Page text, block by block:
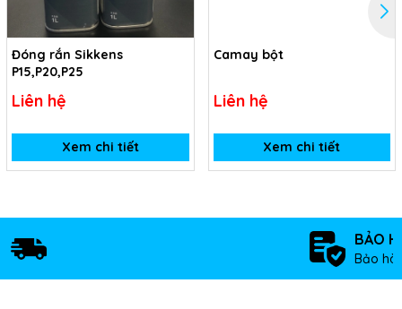
Đóng rắn Sikkens
P15,P20,P25
Liên hệ
Xem chi tiết
Camay bột
Liên hệ
Xem chi tiết
BẢO
Bảo